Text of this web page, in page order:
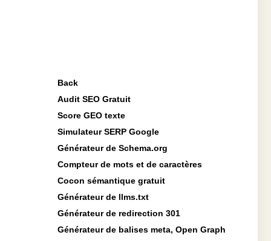
Back
Audit SEO Gratuit
Score GEO texte
Simulateur SERP Google
Générateur de Schema.org
Compteur de mots et de caractères
Cocon sémantique gratuit
Générateur de llms.txt
Générateur de redirection 301
Générateur de balises meta, Open Graph